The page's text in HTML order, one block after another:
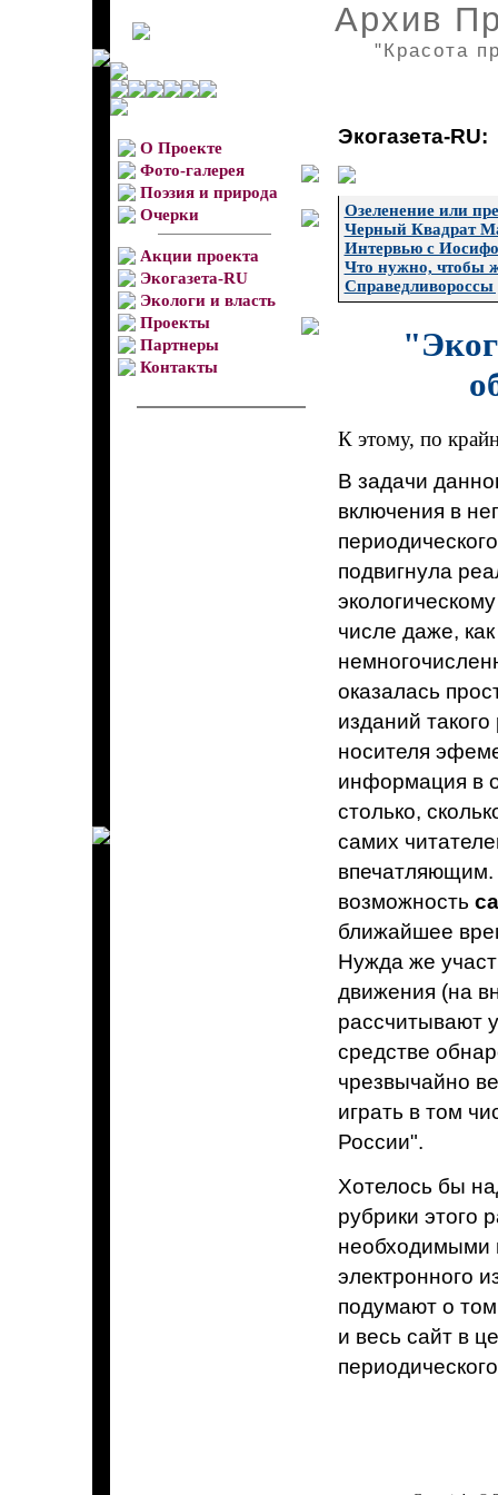
Архив
"Красота
О Проекте
Фото-галерея
Поэзия и природа
Очерки
Акции проекта
Экогазета-RU
Экологи и власть
Проекты
Партнеры
Контакты
Экогазета-RU:
Озеленение или
Черный Квадрат
Интервью с
Что нужно, чтобы
К этому, по
В задачи
включения в
подвигнула
числе даже,
оказалась
изданий
носителя
информация в
столько,
самих
впечатляющим.
возможность
ближайшее
Нужда же
движения (на
рассчитывают
средстве
чрезвычайно
играть в том
России".
Хотелось бы
рубрики этого
необходимыми
электронного
подумают о
и весь сайт в